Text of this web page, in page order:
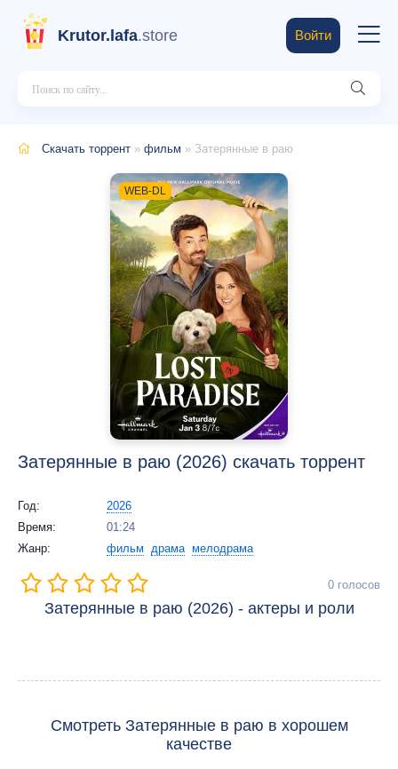
Krutor.lafa.store Войти
Скачать торрент » фильм » Затерянные в раю
WEB-DL
Затерянные в раю (2026) скачать торрент
Год:
2026
Время:
01:24
Жанр:
фильм драма мелодрама
0 голосов
Затерянные в раю (2026) - актеры и роли
Смотреть Затерянные в раю в хорошем
качестве